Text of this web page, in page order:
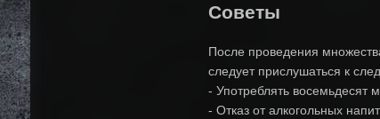
Советы
После проведения
следует прислушаться к
- Употреблять восемьдесят
- Отказ от алкогольных